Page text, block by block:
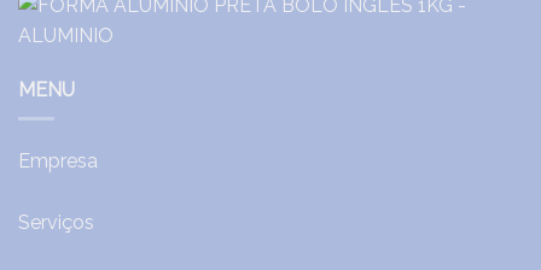
MENU
Empresa
Serviços